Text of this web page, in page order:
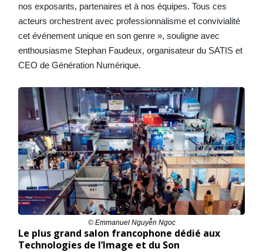
nos exposants, partenaires et à nos équipes. Tous ces
acteurs orchestrent avec professionnalisme et convivialité
cet événement unique en son genre », souligne avec
enthousiasme Stephan Faudeux, organisateur du SATIS et
CEO de Génération Numérique.
© Emmanuel Nguyễn Ngoc
Le plus grand salon francophone dédié aux
Technologies de l’Image et du Son